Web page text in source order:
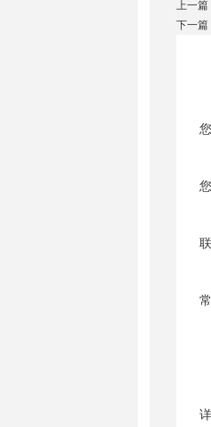
上一篇
下一篇